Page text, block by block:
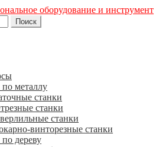
Поиск
металлу
станки
станки
станки
винторезные станки
дереву